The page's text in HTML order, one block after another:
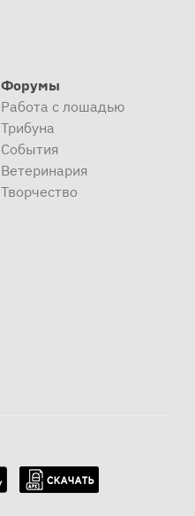
Форумы
Работа с лошадью
Трибуна
События
Ветеринария
Творчество